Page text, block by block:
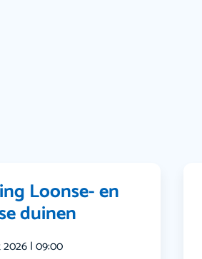
Loonse- en
duinen
2026 | 09:00